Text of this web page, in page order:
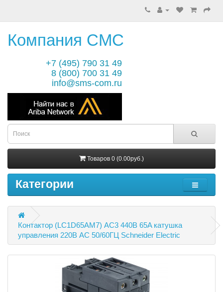
Компания СМС
+7 (495) 790 31 49
8 (800) 700 31 49
info@sms-com.ru
Товаров 0 (0.00руб.)
Категории
Контактор (LC1D65AM7) AC3 440В 65A катушка
управления 220В AC 50/60ГЦ Schneider Electric